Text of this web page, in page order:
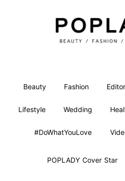
Beauty Fashion
Lifestyle Wedding
#DoWhatYouLove
POPLADY Cover Star